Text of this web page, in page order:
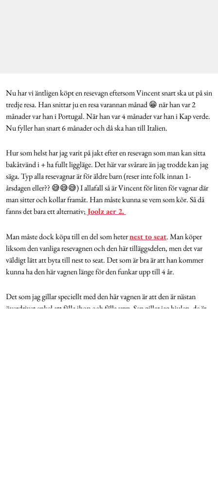
Nu har vi äntligen köpt en resevagn eftersom Vincent snart ska ut på sin
tredje resa. Han snittar ju en resa varannan månad 😁 när han var 2
månader var han i Portugal. När han var 4 månader var han i Kap verde.
Nu fyller han snart 6 månader och då ska han till Italien.
Hur som helst har jag varit på jakt efter en resevagn som man kan sitta
bakåtvänd i + ha fullt liggläge. Det här var svårare än jag trodde kan jag
säga. Typ alla resevagnar är för äldre barn (reser inte folk innan 1-
årsdagen eller?? 😅😅😅) I allafall så är Vincent för liten för vagnar där
man sitter och kollar framåt. Han måste kunna se vem som kör. Så då
fanns det bara ett alternativ; Joolz aer 2.
Man måste dock köpa till en del som heternest to seat. Man köper
liksom den vanliga resevagnen och den här tilläggsdelen, men det var
väldigt lätt att byta till nest to seat. Det som är bra är att han kommer
kunna ha den här vagnen länge för den funkar upp till 4 år.
Det som jag gillar speciellt med den här vagnen är att den är nästan
överdrivet enkel att fälla ihop och fälla upp. Sen gillar jag hjulen, de är